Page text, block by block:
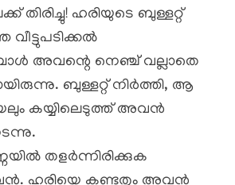
തിരിച്ചു! ഹരിയുടെ ബുള്ളറ്റ്
വീട്ടുപടിക്കൽ
അവന്റെ നെഞ്ച് വല്ലാതെ
ബുള്ളറ്റ് നിർത്തി, ആ
കയ്യിലെടുത്ത് അവൻ
തളർന്നിരിക്കുക
ഹരിയെ കണ്ടതും അവൻ